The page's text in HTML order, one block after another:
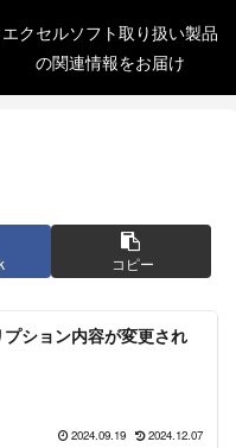
エクセルソフト取り扱い製品
の関連情報をお届け
コピー
ション内容が変更され
2024.09.19 2024.12.07